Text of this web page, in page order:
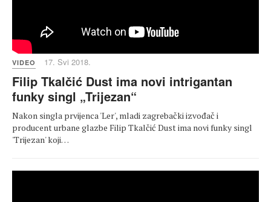
VIDEO 17. Svi 2018.
Filip Tkalčić Dust ima novi intrigantan
funky singl „Trijezan“
Nakon singla prvijenca 'Ler', mladi zagrebački izvođač i
producent urbane glazbe Filip Tkalčić Dust ima novi funky singl
'Trijezan' koji…